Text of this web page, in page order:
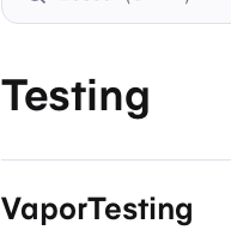
Testing
VaporTesting